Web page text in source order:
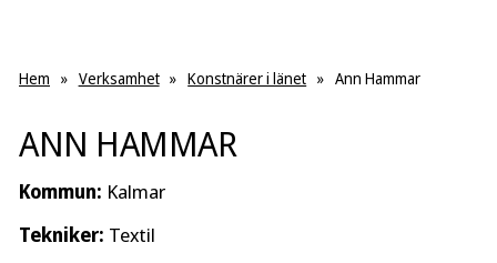
Hem » Verksamhet » Konstnärer i länet » Ann Hammar
ANN HAMMAR
Kommun: Kalmar
Tekniker: Textil